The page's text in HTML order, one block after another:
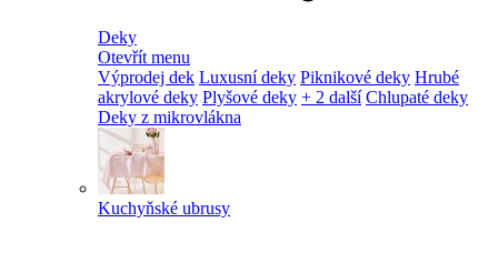
Deky
Otevřít menu
Výprodej dek Luxusní deky Piknikové deky Hrubé
akrylové deky Plyšové deky + 2 další Chlupaté deky
Deky z mikrovlákna
Kuchyňské ubrusy